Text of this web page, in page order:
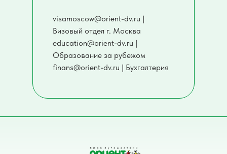
visamoscow@orient-dv.ru |
Визовый отдел г. Москва
education@orient-dv.ru |
Образование за рубежом
finans@orient-dv.ru | Бухгалтерия